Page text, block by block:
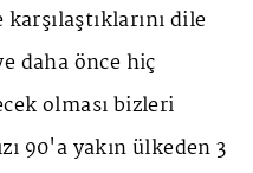
dile
daha önce hiç
olması bizleri
90'a yakın ülkeden 3